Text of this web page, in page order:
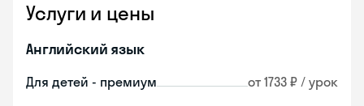
Услуги и цены
Английский язык
Для детей - премиум от 1733 ₽ / урок